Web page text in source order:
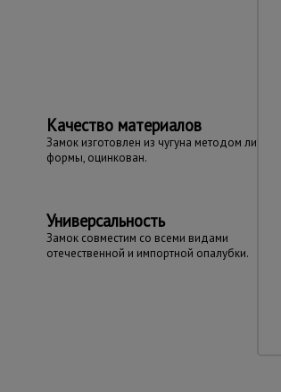
Качество материалов
Замок изготовлен из чугуна методом литья в
формы, оцинкован.
Универсальность
Замок совместим со всеми видами
отечественной и импортной опалубки.